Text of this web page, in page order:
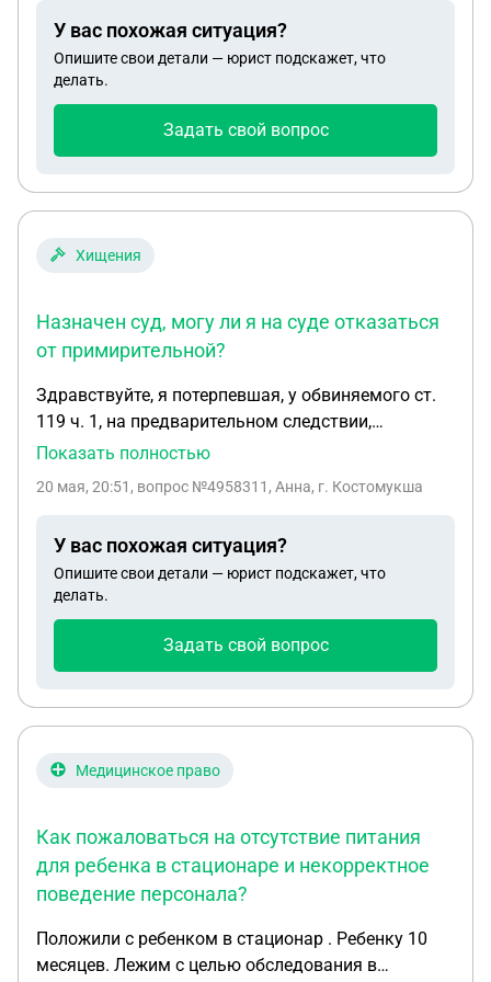
У вас похожая ситуация?
Опишите свои детали — юрист подскажет, что
делать.
Задать свой вопрос
Хищения
Назначен суд, могу ли я на суде отказаться
от примирительной?
Здравствуйте, я потерпевшая, у обвиняемого ст.
119 ч. 1, на предварительном следствии,
подписала с ним примирительную, он
будет всё хорошо, и возместит ущерб, но ничего
суде отказаться от примирительной?
Показать полностью
20 мая, 20:51 , вопрос №4958311, Анна, г. Костомукша
У вас похожая ситуация?
Опишите свои детали — юрист подскажет, что
делать.
Задать свой вопрос
Медицинское право
Как пожаловаться на отсутствие питания
для ребенка в стационаре и некорректное
поведение персонала?
Положили с ребенком в стационар . Ребенку 10
месяцев. Лежим с целью обследования в